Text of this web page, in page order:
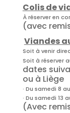
Colis de
À réserver en
(avec
Viandes
Soit à venir
Soit à réserver
dates
ou à Liège
· Du samedi 8
· Du samedi 13
(Avec